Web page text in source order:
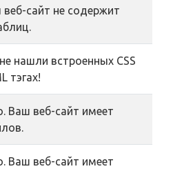
сайт не содержит
нашли встроенных CSS
тэгах!
Ваш веб-сайт имеет
Ваш веб-сайт имеет